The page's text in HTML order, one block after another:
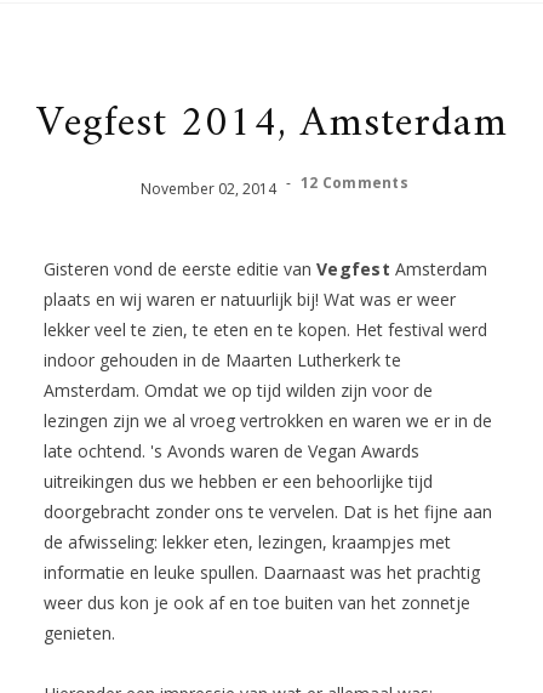
Vegfest 2014, Amsterdam
November 02,2014 - 12 Comments
Gisteren vond de eerste editie van VegfestAmsterdam
plaats en wij waren er natuurlijk bij! Wat was er weer
lekker veel te zien, te eten en te kopen. Het festival werd
indoor gehouden in de Maarten Lutherkerk te
Amsterdam. Omdat we op tijd wilden zijn voor de
lezingen zijn we al vroeg vertrokken en waren we er in de
late ochtend. 's Avonds waren de Vegan Awards
uitreikingen dus we hebben er een behoorlijke tijd
doorgebracht zonder ons te vervelen. Dat is het fijne aan
de afwisseling: lekker eten, lezingen, kraampjes met
informatie en leuke spullen. Daarnaast was het prachtig
weer dus kon je ook af en toe buiten van het zonnetje
genieten.